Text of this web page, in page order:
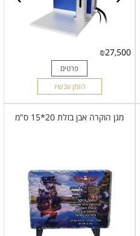
₪27,500
פרטים
הזמן עכשיו
מגן הוקרה אבן בזלת 20*15 ס"מ